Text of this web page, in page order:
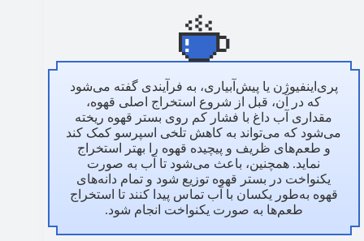
پری‌اینفیوژن یا پیش‌آبیاری، به فرآیندی گفته می‌شود
که در آن، قبل از شروع استخراج اصلی قهوه،
مقداری آب داغ با فشار کم روی بستر قهوه ریخته
می‌شود که می‌تواند به کاهش تلخی اسپرسو کمک کند
و طعم‌های ظریف و پیچیده قهوه را بهتر استخراج
نماید. همچنین، باعث می‌شود تا آب به صورت
یکنواخت در بستر قهوه توزیع شود و تمام دانه‌های
قهوه به‌طور یکسان با آب تماس پیدا کنند تا استخراج
طعم‌ها به صورت یکنواخت انجام شود.